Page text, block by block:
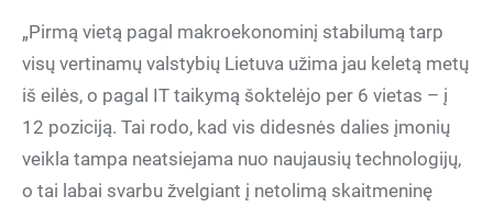
„Pirmą vietą pagal makroekonominį stabilumą tarp
visų vertinamų valstybių Lietuva užima jau keletą metų
iš eilės, o pagal IT taikymą šoktelėjo per 6 vietas – į
12 poziciją. Tai rodo, kad vis didesnės dalies įmonių
veikla tampa neatsiejama nuo naujausių technologijų,
o tai labai svarbu žvelgiant į netolimą skaitmeninę